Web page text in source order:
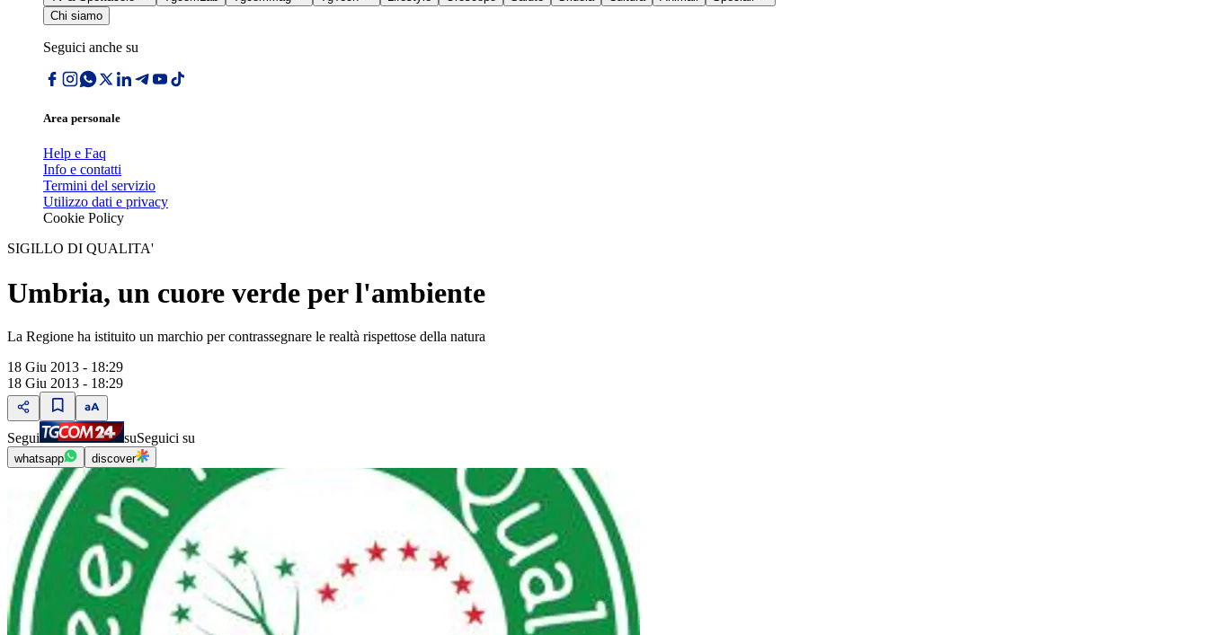
Chi siamo
Seguici anche su
Area personale
Help e Faq
Info e contatti
Termini del servizio
Utilizzo dati e privacy
Cookie Policy
SIGILLO DI QUALITA'
Umbria, un cuore verde per l'ambiente
La Regione ha istituito un marchio per contrassegnare le realtà rispettose della natura
18 Giu 2013 - 18:29
18 Giu 2013 - 18:29
Segui suSeguici su
whatsapp discover